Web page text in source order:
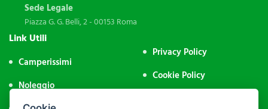
Sede Legale
Piazza G. G. Belli, 2 - 00153 Roma
Link Utili
Camperissimi
Noleggio
Privacy Policy
Cookie Policy